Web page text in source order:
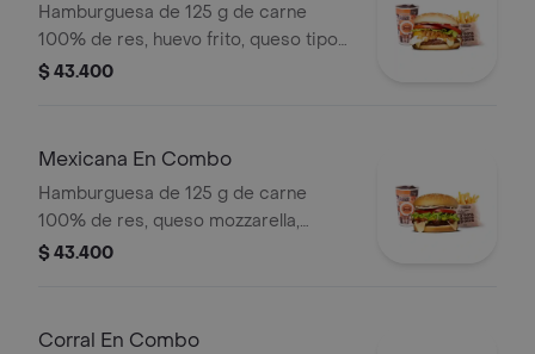
Hamburguesa de 125 g de carne
100% de res, huevo frito, queso tipo
mozzarella, cebolla grillé, tomate en
pet
$ 43.400
Mexicana En Combo
Hamburguesa de 125 g de carne
100% de res, queso mozzarella,
guacamole, fríjol refrito, tomate,
bebida pet
$ 43.400
Corral En Combo